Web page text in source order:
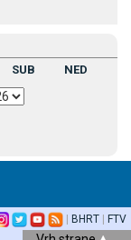
SUB NED
BHRT FTV